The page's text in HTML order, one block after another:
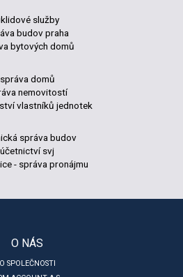
služby
budov praha
bytových domů
správa domů
nemovitostí
vlastníků jednotek
správa budov
účetnictví svj
- správa pronájmu
O NÁS
O SPOLEČNOSTI